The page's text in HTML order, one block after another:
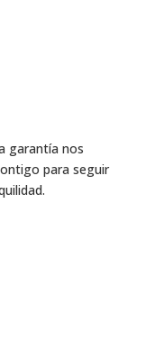
garantía nos
para seguir